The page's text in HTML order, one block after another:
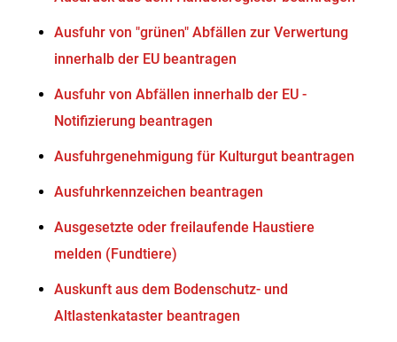
Ausfuhr von "grünen" Abfällen zur Verwertung
innerhalb der EU beantragen
Ausfuhr von Abfällen innerhalb der EU -
Notifizierung beantragen
Ausfuhrgenehmigung für Kulturgut beantragen
Ausfuhrkennzeichen beantragen
Ausgesetzte oder freilaufende Haustiere
melden (Fundtiere)
Auskunft aus dem Bodenschutz- und
Altlastenkataster beantragen